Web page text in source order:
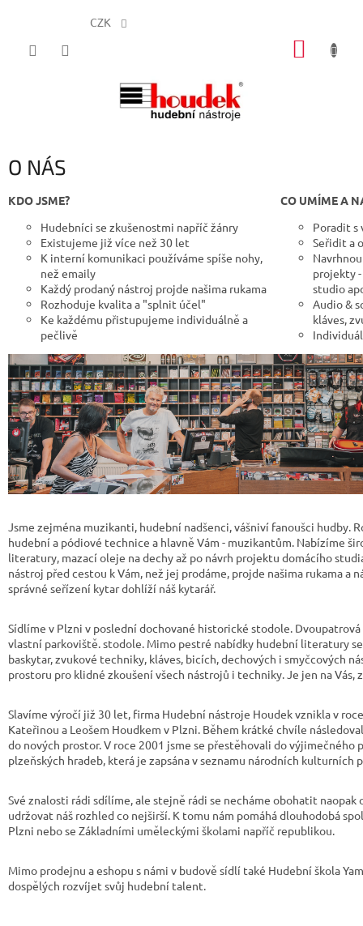
CZK
O NÁS
KDO JSME?
CO UMÍME A
Hudebníci se zkušenostmi napříč žánry
Existujeme již více než 30 let
K interní komunikaci používáme spíše nohy,
než emaily
Každý prodaný nástroj projde našima rukama
Rozhoduje kvalita a "splnit účel"
Ke každému přistupujeme individuálně a
pečlivě
Poradit s
Seřidit a
projekty
studio
Audio &
kláves,
Jsme zejména muzikanti, hudební nadšenci, vášniví fanoušci hudby.
hudební a pódiové technice a hlavně Vám - muzikantům. Nabízíme
literatury, mazací oleje na dechy až po návrh projektu domácího
nástroj před cestou k Vám, než jej prodáme, projde našima rukama a
správné seřízení kytar dohlíží náš kytarář.
Sídlíme v Plzni v poslední dochované historické stodole.
vlastní parkoviště. stodole. Mimo pestré nabídky hudební literatury
baskytar, zvukové techniky, kláves, bicích, dechových i smyčcových
prostoru pro klidné zkoušení všech nástrojů i techniky. Je jen na
Slavíme výročí již 30 let, firma Hudební nástroje Houdek vznikla v
Kateřinou a Leošem Houdkem v Plzni. Během krátké chvíle
do nových prostor. V roce 2001 jsme se přestěhovali do výjimečného
plzeňských hradeb, která je zapsána v seznamu národních kulturních
Své znalosti rádi sdílíme, ale stejně rádi se necháme obohatit naopak
udržovat náš rozhled co nejširší. K tomu nám pomáhá dlouhodobá
Plzni nebo se Základními uměleckými školami napříč republikou.
Mimo prodejnu a eshopu s námi v budově sídlí také Hudební škola
dospělých rozvíjet svůj hudební talent.